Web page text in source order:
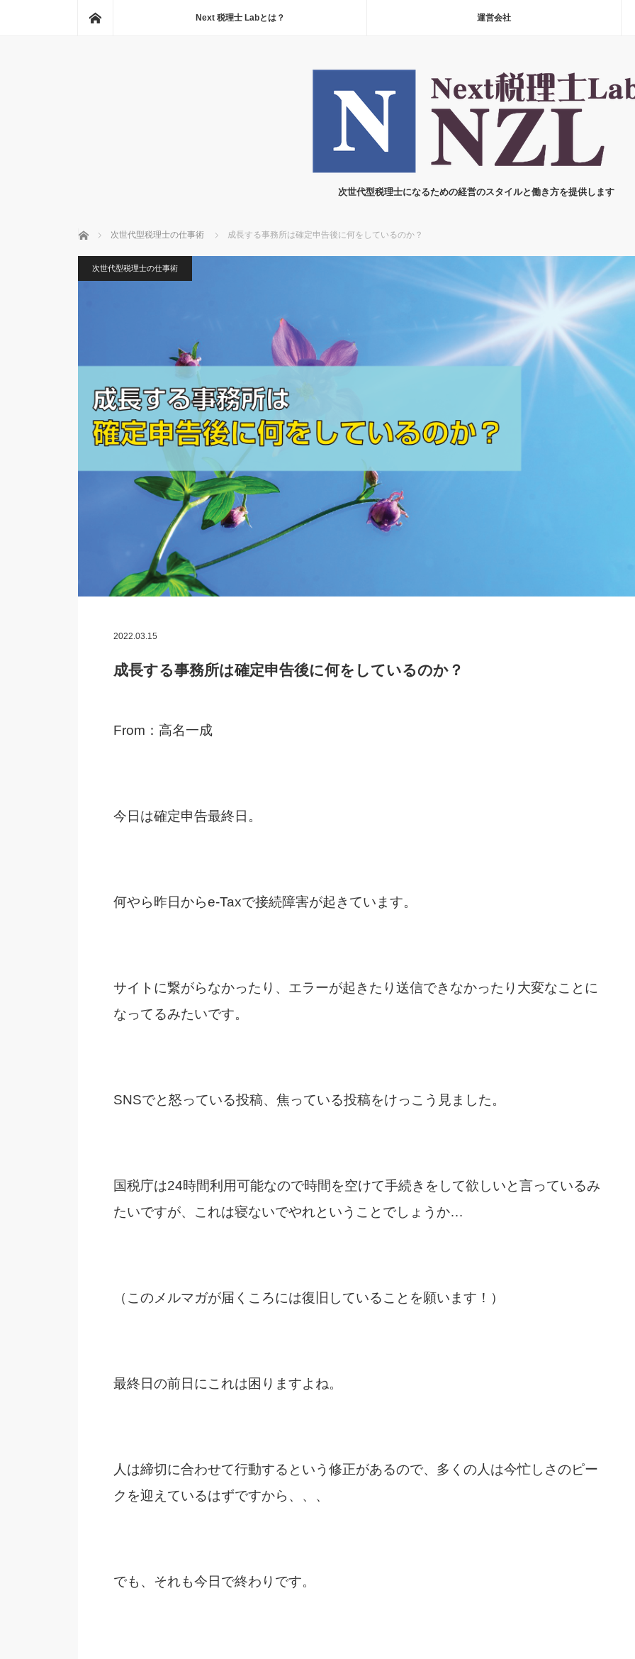
Next 税理士 Labとは？ 運営会社
次世代型税理士になるための経営のスタイルと働き方を提供します
ホーム 次世代型税理士の仕事術 成長する事務所は確定申告後に何をしているのか？
次世代型税理士の仕事術
2022.03.15
成長する事務所は確定申告後に何をしているのか？
From：高名一成
今日は確定申告最終日。
何やら昨日からe-Taxで接続障害が起きています。
サイトに繋がらなかったり、エラーが起きたり送信できなかったり大変なことに
なってるみたいです。
SNSでと怒っている投稿、焦っている投稿をけっこう見ました。
国税庁は24時間利用可能なので時間を空けて手続きをして欲しいと言っているみ
たいですが、これは寝ないでやれということでしょうか…
（このメルマガが届くころには復旧していることを願います！）
最終日の前日にこれは困りますよね。
人は締切に合わせて行動するという修正があるので、多くの人は今忙しさのピー
クを迎えているはずですから、、、
でも、それも今日で終わりです。